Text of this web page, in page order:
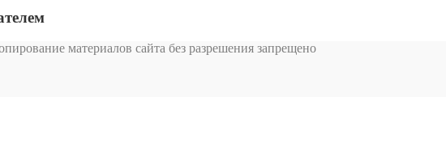
материалов сайта без разрешения запрещено